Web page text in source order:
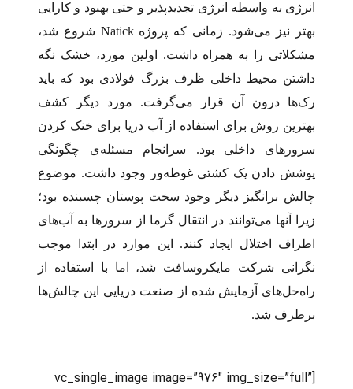
انرژی به واسطه انرژی تجدیدپذیر و حتی بهبود و کارایی
بهتر نیز می‌شود. زمانی که پروژه Natick شروع شد،
مشکلاتی را به همراه داشت. اولین مورد، خشک نگه
داشتن محیط داخلی ظرف بزرگ فولادی بود که باید
رک‌ها درون آن قرار می‌گرفت. مورد دیگر کشف
بهترین روش برای استفاده از آب دریا برای خنک کردن
سرورهای داخلی بود. سرانجام مسئله‌­ی چگونگی
پوشش دادن یک کشتی غوطه‌ور وجود داشت. موضوع
چالش برانگیز دیگر وجود سخت پوستان چسبنده بود؛
زیرا آنها می‌توانند در انتقال گرما از سرورها به آب‌های
اطراف اختلال ایجاد کنند. این موارد در ابتدا موجب
نگرانی شرکت مایکروسافت شد، اما با استفاده از
راه‌حل‌های آزمایش شده از صنعت دریایی این چالش‌ها
برطرف شد.
[vc_single_image image=”976″ img_size=”full”